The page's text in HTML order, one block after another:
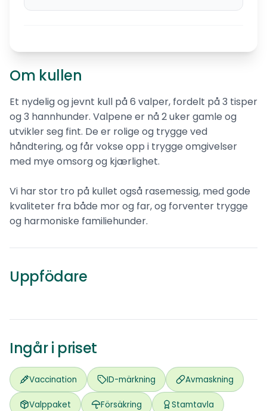
Om kullen
Et nydelig og jevnt kull på 6 valper, fordelt på 3 tisper
og 3 hannhunder. Valpene er nå 2 uker gamle og
utvikler seg fint. De er rolige og trygge ved
håndtering, og får vokse opp i trygge omgivelser
med mye omsorg og kjærlighet.
Vi har stor tro på kullet også rasemessig, med gode
kvaliteter fra både mor og far, og forventer trygge
og harmoniske familiehunder.
Uppfödare
HARSTAD
Ingår i priset
Vaccination ID-märkning Avmaskning
Valppaket Försäkring Stamtavla